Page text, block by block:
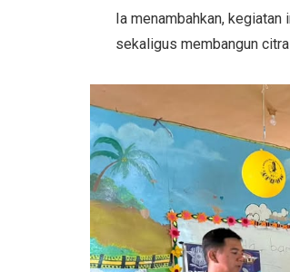
Ia menambahkan,
sekaligus membangun